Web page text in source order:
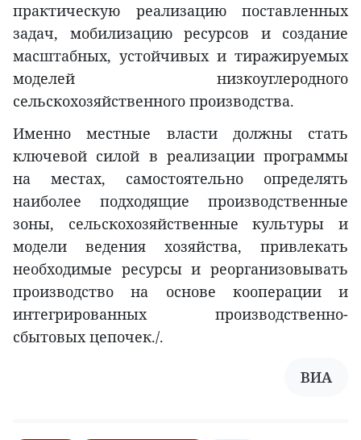
практическую реализацию поставленных
задач, мобилизацию ресурсов и создание
масштабных, устойчивых и тиражируемых
моделей низкоуглеродного
сельскохозяйственного производства.
Именно местные власти должны стать
ключевой силой в реализации программы
на местах, самостоятельно определять
наиболее подходящие производственные
зоны, сельскохозяйственные культуры и
модели ведения хозяйства, привлекать
необходимые ресурсы и реорганизовывать
производство на основе кооперации и
интегрированных производственно-
сбытовых цепочек./.
ВИA